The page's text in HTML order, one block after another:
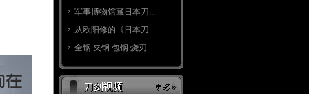
军事博物馆藏日本刀...
从欧阳修的《日本刀...
全钢.夹钢.包钢.烧刃...